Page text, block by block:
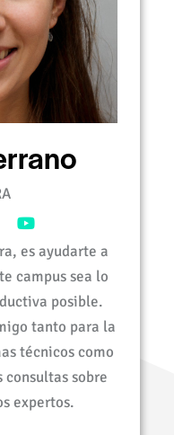
es ayudarte a
campus sea lo
posible.
tanto para la
técnicos como
consultas sobre
expertos.